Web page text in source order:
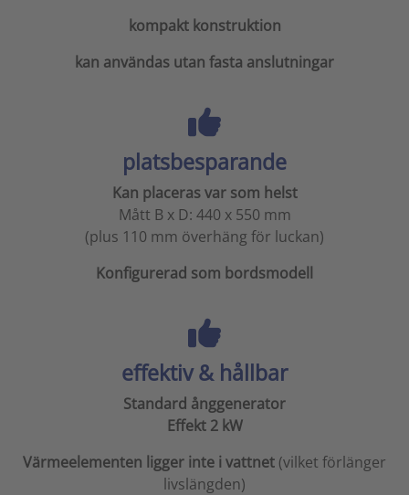
kompakt konstruktion
kan användas utan fasta anslutningar
platsbesparande
Kan placeras var som helst
Mått B x D: 440 x 550 mm
(plus 110 mm överhäng för luckan)
Konfigurerad som bordsmodell
effektiv & hållbar
Standard ånggenerator
Effekt 2 kW
Värmeelementen ligger inte i vattnet (vilket förlänger
livslängden)